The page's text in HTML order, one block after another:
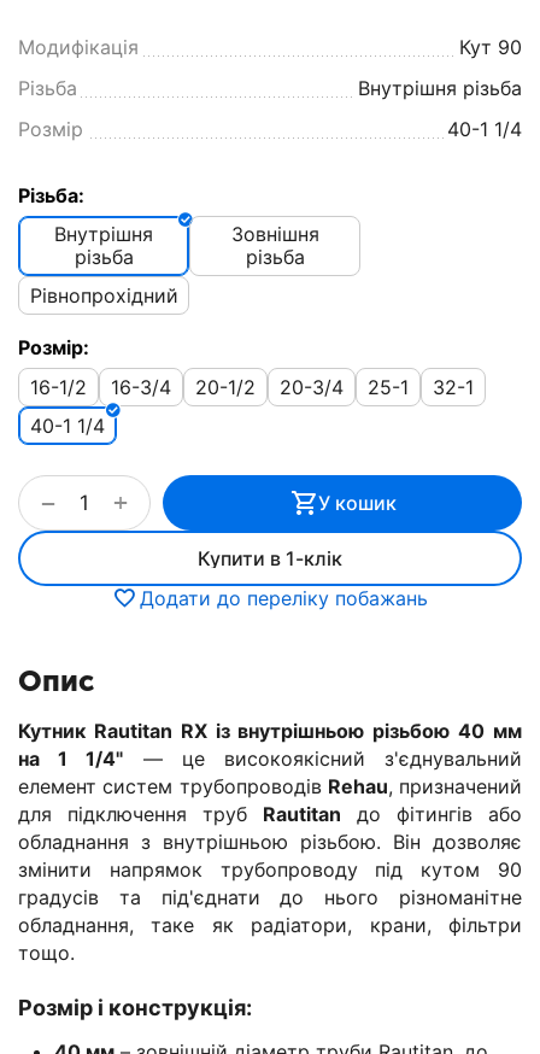
Модифікація
Кут 90
Різьба
Внутрішня різьба
Розмір
40-1 1/4
Різьба:
Внутрішня
різьба
Зовнішня
різьба
Рівнопрохідний
Розмір:
16-1/2
16-3/4 20-1/2 20-3/4 25-1
32-1
40-1 1/4
+
− У кошик
Купити в 1-клік
Додати до переліку побажань
Опис
Кутник Rautitan RX із внутрішньою різьбою 40 мм
на 1 1/4" — це високоякісний з'єднувальний
елемент систем трубопроводів Rehau, призначений
для підключення труб Rautitan до фітингів або
обладнання з внутрішньою різьбою. Він дозволяє
змінити напрямок трубопроводу під кутом 90
градусів та під'єднати до нього різноманітне
обладнання, таке як радіатори, крани, фільтри
тощо.
Розмір і конструкція: